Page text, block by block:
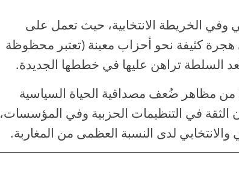
وفي الخريطة الانتخابية، حيث تعمل على
كثيفة نحو أحزاب معينة (تعتبر محظوظة
السلطة تراهن عليها في خططها الجديدة.
من مظاهر ضُعف مصداقية الحياة السياسية
الثقة في التنظيمات الحزبية وفي المؤسسات،
لدى النسبة العظمى من المغاربة.